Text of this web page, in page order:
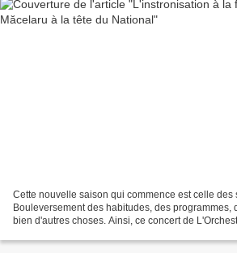
Cette nouvelle saison qui commence est celle des
Bouleversement des habitudes, des programmes,
bien d'autres choses. Ainsi, ce concert de